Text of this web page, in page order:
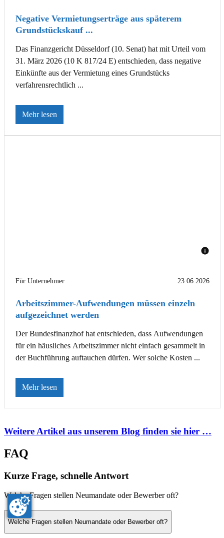
Negative Vermietungserträge aus späterem
Grundstückskauf ...
Das Finanzgericht Düsseldorf (10. Senat) hat mit Urteil vom
31. März 2026 (10 K 817/24 E) entschieden, dass negative
Einkünfte aus der Vermietung eines Grundstücks
verfahrensrechtlich ...
Mehr lesen
Für Unternehmer 23.06.2026
Arbeitszimmer-Aufwendungen müssen einzeln
aufgezeichnet werden
Der Bundesfinanzhof hat entschieden, dass Aufwendungen
für ein häusliches Arbeitszimmer nicht einfach gesammelt in
der Buchführung auftauchen dürfen. Wer solche Kosten ...
Mehr lesen
Weitere Artikel aus unserem Blog finden sie hier …
FAQ
Kurze Frage, schnelle Antwort
Welche Fragen stellen Neumandate oder Bewerber oft?
Welche Fragen stellen Neumandate oder Bewerber oft?